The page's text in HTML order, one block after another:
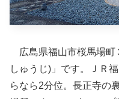
広島県福山市桜馬場町
しゅうじ)」です。ＪＲ
らなら2分位。長正寺の